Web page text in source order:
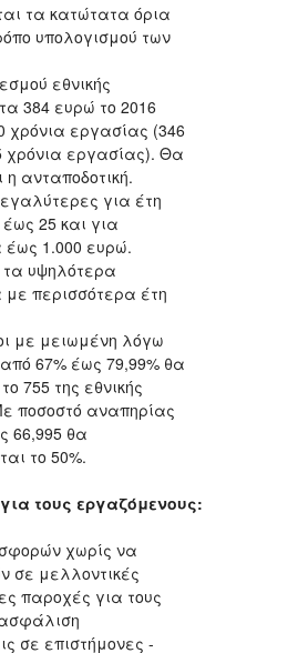
τα κατώτατα όρια
υπολογισμού των
εθνικής
384 ευρώ το 2016
χρόνια εργασίας (346
χρόνια εργασίας). Θα
η ανταποδοτική.
για έτη
25 και για
έως 1.000 ευρώ.
υψηλότερα
με περισσότερα έτη
με μειωμένη λόγω
67% έως 79,99% θα
755 της εθνικής
ποσοστό αναπηρίας
66,995 θα
το 50%.
τους εργαζόμενους:
χωρίς να
σε μελλοντικές
παροχές για τους
σε επιστήμονες -